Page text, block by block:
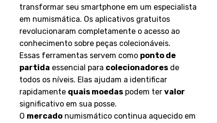
transformar seu smartphone em um especialista
em numismática. Os aplicativos gratuitos
revolucionaram completamente o acesso ao
conhecimento sobre peças colecionáveis.
Essas ferramentas servem como ponto de
partida essencial para colecionadores de
todos os níveis. Elas ajudam a identificar
rapidamente quais moedas podem ter valor
significativo em sua posse.
O mercado numismático continua aquecido em